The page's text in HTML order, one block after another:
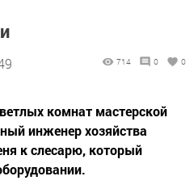
714 0 0
комнат мастерской
инженер хозяйства
к слесарю, который